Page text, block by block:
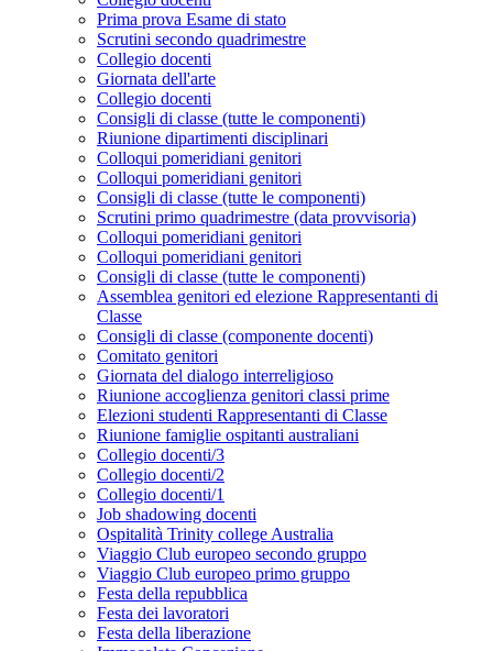
Prima prova Esame di stato
Scrutini secondo quadrimestre
Collegio docenti
Giornata dell'arte
Collegio docenti
Consigli di classe (tutte le componenti)
Riunione dipartimenti disciplinari
Colloqui pomeridiani genitori
Colloqui pomeridiani genitori
Consigli di classe (tutte le componenti)
Scrutini primo quadrimestre (data provvisoria)
Colloqui pomeridiani genitori
Colloqui pomeridiani genitori
Consigli di classe (tutte le componenti)
Assemblea genitori ed elezione Rappresentanti di
Classe
Consigli di classe (componente docenti)
Comitato genitori
Giornata del dialogo interreligioso
Riunione accoglienza genitori classi prime
Elezioni studenti Rappresentanti di Classe
Riunione famiglie ospitanti australiani
Collegio docenti/3
Collegio docenti/2
Collegio docenti/1
Job shadowing docenti
Ospitalità Trinity college Australia
Viaggio Club europeo secondo gruppo
Viaggio Club europeo primo gruppo
Festa della repubblica
Festa dei lavoratori
Festa della liberazione